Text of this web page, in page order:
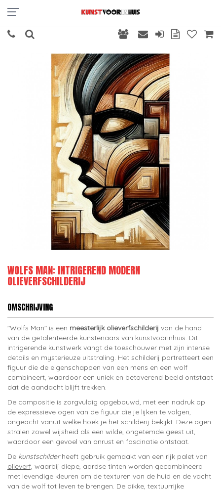
WOLFS MAN: INTRIGEREND MODERN
OLIEVERFSCHILDERIJ
OMSCHRIJVING
"Wolfs Man" is een meesterlijk olieverfschilderij van de hand
van de getalenteerde kunstenaars van kunstvoorinhuis. Dit
intrigerende kunstwerk vangt de toeschouwer met zijn intense
details en mysterieuze uitstraling. Het schilderij portretteert een
figuur die de eigenschappen van een mens en een wolf
combineert, waardoor een uniek en betoverend beeld ontstaat
dat de aandacht blijft trekken.
De compositie is zorgvuldig opgebouwd, met een nadruk op
de expressieve ogen van de figuur die je lijken te volgen,
ongeacht vanuit welke hoek je het schilderij bekijkt. Deze ogen
stralen zowel wijsheid als een wilde, ongetemde geest uit,
waardoor een gevoel van onrust en fascinatie ontstaat.
De kunstschilderheeft gebruik gemaakt van een rijk palet van
olieverf, waarbij diepe, aardse tinten worden gecombineerd
met levendige kleuren om de texturen van de huid en de vacht
van de wolf tot leven te brengen. De dikke, textuurrijke